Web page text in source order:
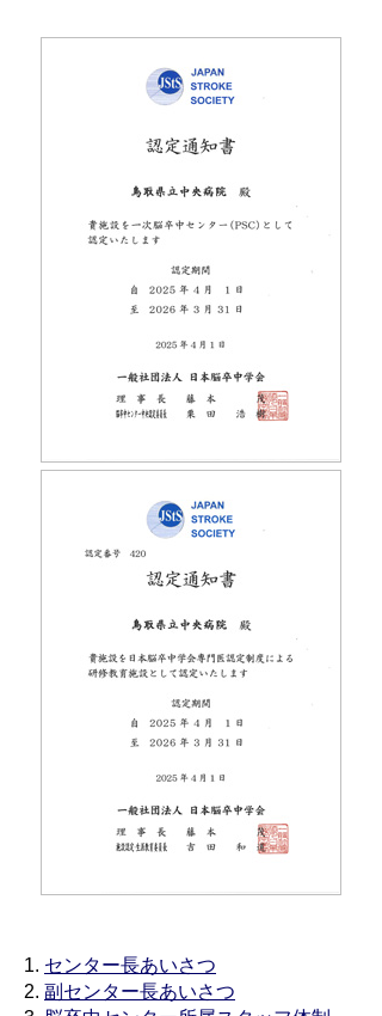
センター長あいさつ
副センター長あいさつ